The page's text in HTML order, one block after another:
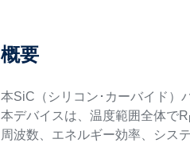
概要
本SiC（シリコン･カーバイド）
本デバイスは、温度範囲全体でR
周波数、エネルギー効率、シス